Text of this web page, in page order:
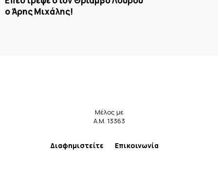
ο Άρης Μιχάλης!
Μέλος με
Α.Μ. 13363
Διαφημιστείτε Επικοινωνία